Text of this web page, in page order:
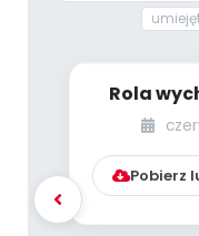
Rola
rozwoju
Pobierz